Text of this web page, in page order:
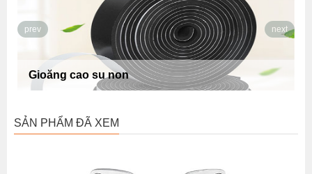
Gioăng cao su non
prev next
SẢN PHẨM ĐÃ XEM